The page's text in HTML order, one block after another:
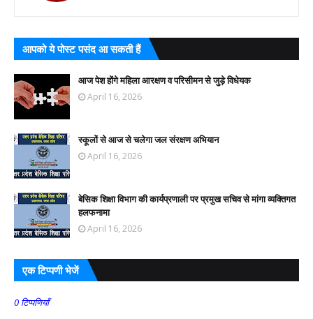
आपको ये पोस्ट पसंद आ सकती हैं
आज पेश होंगे महिला आरक्षण व परिसीमन से जुड़े विधेयक
April 16, 2026
स्कूलों से आज से चलेगा जल संरक्षण अभियान
April 16, 2026
बेसिक शिक्षा विभाग की कार्यप्रणाली पर प्रमुख सचिव से मांगा व्यक्तिगत
हलफनामा
April 16, 2026
एक टिप्पणी भेजें
0 टिप्पणियाँ